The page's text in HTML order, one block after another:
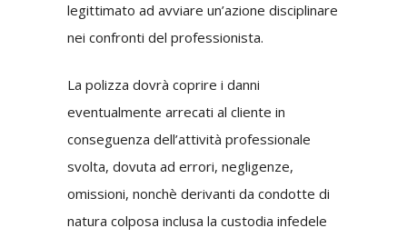
legittimato ad avviare un’azione disciplinare
nei confronti del professionista.
La polizza dovrà coprire i danni
eventualmente arrecati al cliente in
conseguenza dell’attività professionale
svolta, dovuta ad errori, negligenze,
omissioni, nonchè derivanti da condotte di
natura colposa inclusa la custodia infedele